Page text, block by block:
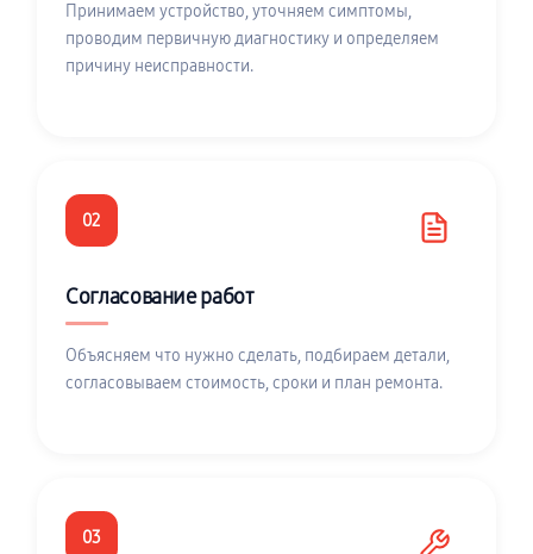
Принимаем устройство, уточняем симптомы,
проводим первичную диагностику и определяем
причину неисправности.
02
Согласование работ
Объясняем что нужно сделать, подбираем детали,
согласовываем стоимость, сроки и план ремонта.
03